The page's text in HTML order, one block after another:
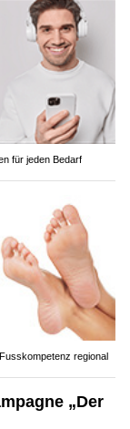
für jeden Bedarf
regional
„Der